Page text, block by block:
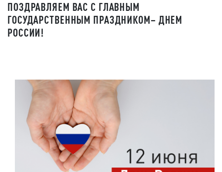
ПОЗДРАВЛЯЕМ ВАС С ГЛАВНЫМ
ГОСУДАРСТВЕННЫМ ПРАЗДНИКОМ– ДНЕМ
РОССИИ!